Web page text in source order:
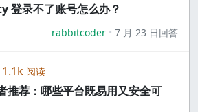
录不了账号怎么办？
rabbitcoder 7 月 23 日回答
1.1k 阅读
荐：哪些平台既易用又安全可